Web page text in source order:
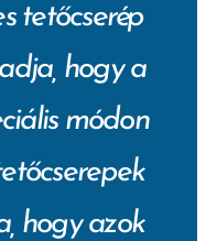
tetőcserép
hogy a
módon
hogy azok